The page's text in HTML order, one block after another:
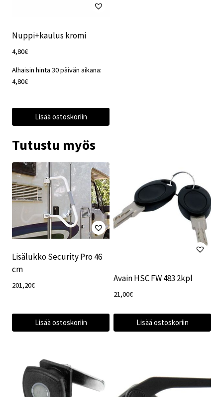
Nuppi+kaulus kromi
4,80€
Alhaisin hinta 30 päivän aikana:
4,80€
Lisää ostoskoriin
Tutustu myös
Lisälukko Security Pro 46
cm
201,20€
Lisää ostoskoriin
Avain HSC FW 483 2kpl
21,00€
Lisää ostoskoriin